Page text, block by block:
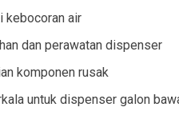
kebocoran air
dan perawatan dispenser
komponen rusak
untuk dispenser galon